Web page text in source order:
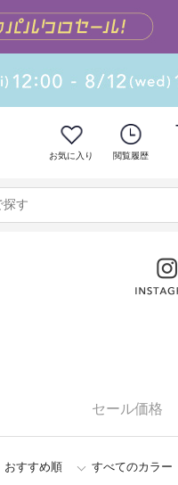
お気に入り 閲覧履歴
セール価格
おすすめ順 すべてのカラー